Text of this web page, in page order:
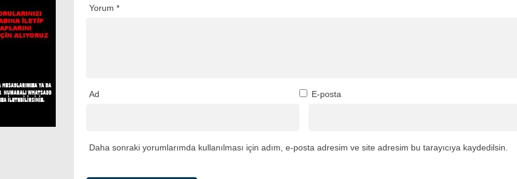
Yorum *
Ad E-posta
Daha sonraki yorumlarımda kullanılması için adım, e-posta adresim ve site adresim bu tarayıcıya kaydedilsin.